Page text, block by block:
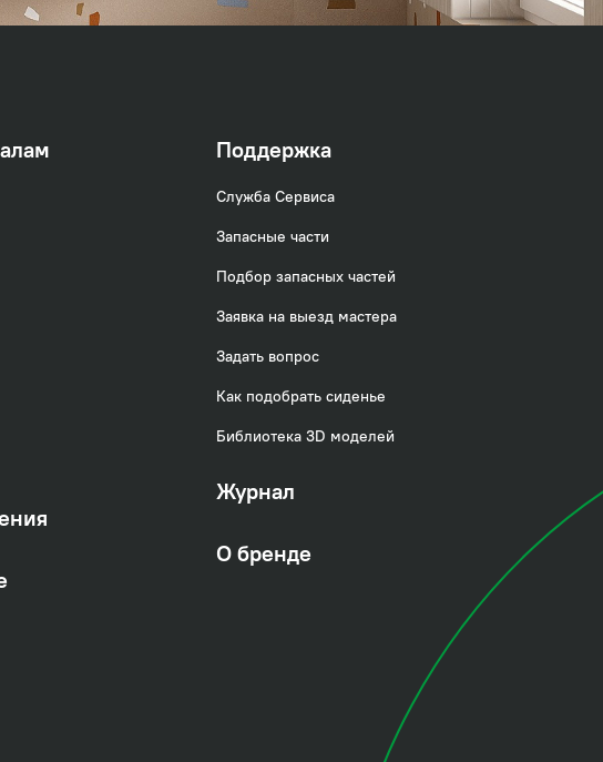
Поддержка
Служба Сервиса
Запасные части
Подбор запасных частей
Заявка на выезд мастера
Задать вопрос
Как подобрать сиденье
Библиотека 3D моделей
Журнал
О бренде